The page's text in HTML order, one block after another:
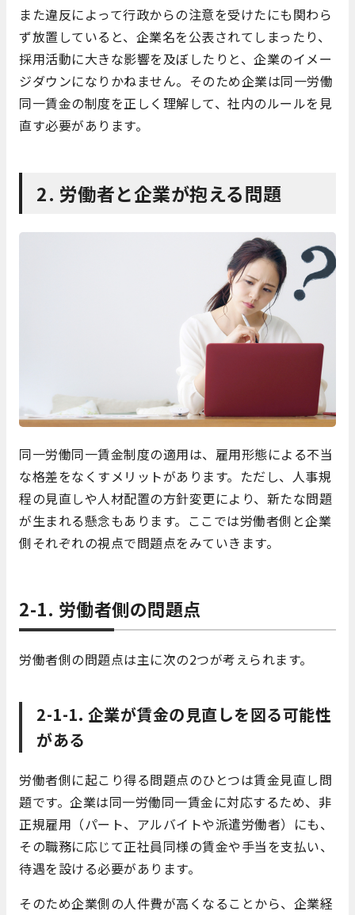
また違反によって行政からの注意を受けたにも関わら
ず放置していると、企業名を公表されてしまったり、
採用活動に大きな影響を及ぼしたりと、企業のイメー
ジダウンになりかねません。そのため企業は同一労働
同一賃金の制度を正しく理解して、社内のルールを見
直す必要があります。
2. 労働者と企業が抱える問題
同一労働同一賃金制度の適用は、雇用形態による不当
な格差をなくすメリットがあります。ただし、人事規
程の見直しや人材配置の方針変更により、新たな問題
が生まれる懸念もあります。ここでは労働者側と企業
側それぞれの視点で問題点をみていきます。
2-1. 労働者側の問題点
労働者側の問題点は主に次の2つが考えられます。
2-1-1. 企業が賃金の見直しを図る可能性
がある
労働者側に起こり得る問題点のひとつは賃金見直し問
題です。企業は同一労働同一賃金に対応するため、非
正規雇用（パート、アルバイトや派遣労働者）にも、
その職務に応じて正社員同様の賃金や手当を支払い、
待遇を設ける必要があります。
そのため企業側の人件費が高くなることから、企業経